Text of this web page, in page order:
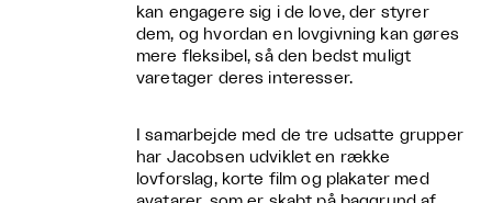
kan engagere sig i de love, der styrer
dem, og hvordan en lovgivning kan gøres
mere fleksibel, så den bedst muligt
varetager deres interesser.
I samarbejde med de tre udsatte grupper
har Jacobsen udviklet en række
lovforslag, korte film og plakater med